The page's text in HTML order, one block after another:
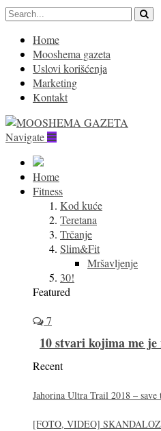
Home
Mooshema gazeta
Uslovi korišćenja
Marketing
Kontakt
Navigate
Home
Fitness
Kod kuće
Teretana
Trčanje
Slim&Fit
Mršavljenje
30!
Featured
7
10 stvari kojima me
Recent
Jahorina Ultra Trail 2018 – save
[FOTO, VIDEO]